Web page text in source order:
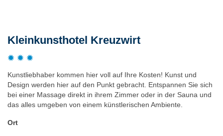
Kleinkunsthotel Kreuzwirt
Kunstliebhaber kommen hier voll auf Ihre Kosten! Kunst und
Design werden hier auf den Punkt gebracht. Entspannen Sie sich
bei einer Massage direkt in ihrem Zimmer oder in der Sauna und
das alles umgeben von einem künstlerischen Ambiente.
Ort